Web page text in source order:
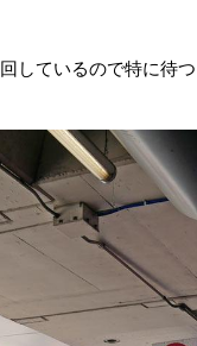
しているので特に待